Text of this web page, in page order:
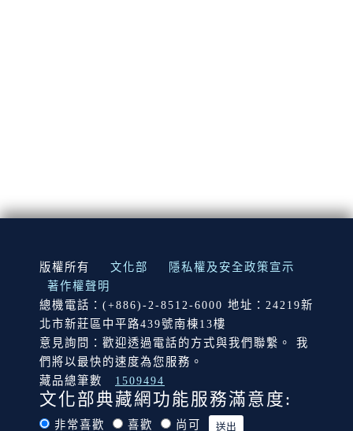
:::
版權所有 文化部
隱私權及安全政策宣示
著作權聲明
總機電話：(+886)-2-8512-6000 地址：24219新
北市新莊區中平路439號南棟13樓
意見詢問：歡迎透過電話的方式與我們聯繫。 我
們將以最快的速度為您服務。
藏品總筆數
1509494
文化部典藏網功能服務滿意度:
非常喜歡 喜歡 尚可